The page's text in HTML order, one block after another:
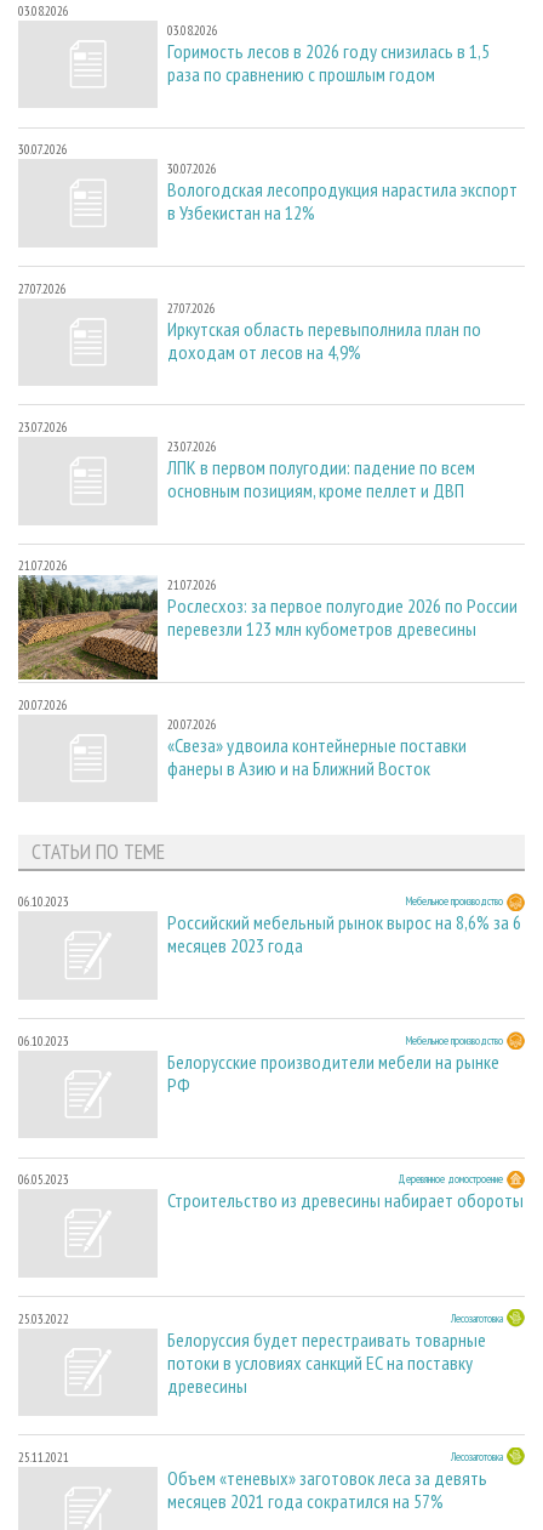
03.08.2026
03.08.2026
Горимость лесов в 2026 году снизилась в 1,5
раза по сравнению с прошлым годом
30.07.2026
30.07.2026
Вологодская лесопродукция нарастила экспорт
в Узбекистан на 12%
27.07.2026
27.07.2026
Иркутская область перевыполнила план по
доходам от лесов на 4,9%
23.07.2026
23.07.2026
ЛПК в первом полугодии: падение по всем
основным позициям, кроме пеллет и ДВП
21.07.2026
21.07.2026
Рослесхоз: за первое полугодие 2026 по России
перевезли 123 млн кубометров древесины
20.07.2026
20.07.2026
«Свеза» удвоила контейнерные поставки
фанеры в Азию и на Ближний Восток
СТАТЬИ ПО ТЕМЕ
06.10.2023 Мебельное производство
Российский мебельный рынок вырос на 8,6% за 6
месяцев 2023 года
06.10.2023 Мебельное производство
Белорусские производители мебели на рынке
РФ
06.05.2023 Деревянное домостроение
Строительство из древесины набирает обороты
25.03.2022 Лесозаготовка
Белоруссия будет перестраивать товарные
потоки в условиях санкций ЕС на поставку
древесины
25.11.2021 Лесозаготовка
Объем «теневых» заготовок леса за девять
месяцев 2021 года сократился на 57%